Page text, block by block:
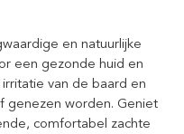
en natuurlijke
een gezonde huid en
van de baard en
genezen worden. Geniet
comfortabel zachte